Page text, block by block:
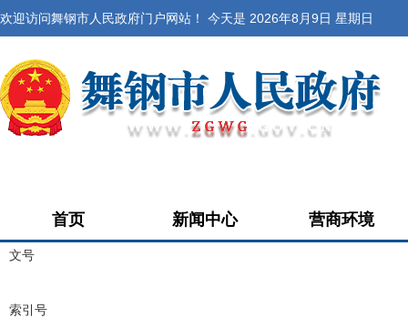
欢迎访问舞钢市人民政府门户网站！ 今天是 2026年8月9日 星期日
首页 新闻中心 营商环境
文号
索引号